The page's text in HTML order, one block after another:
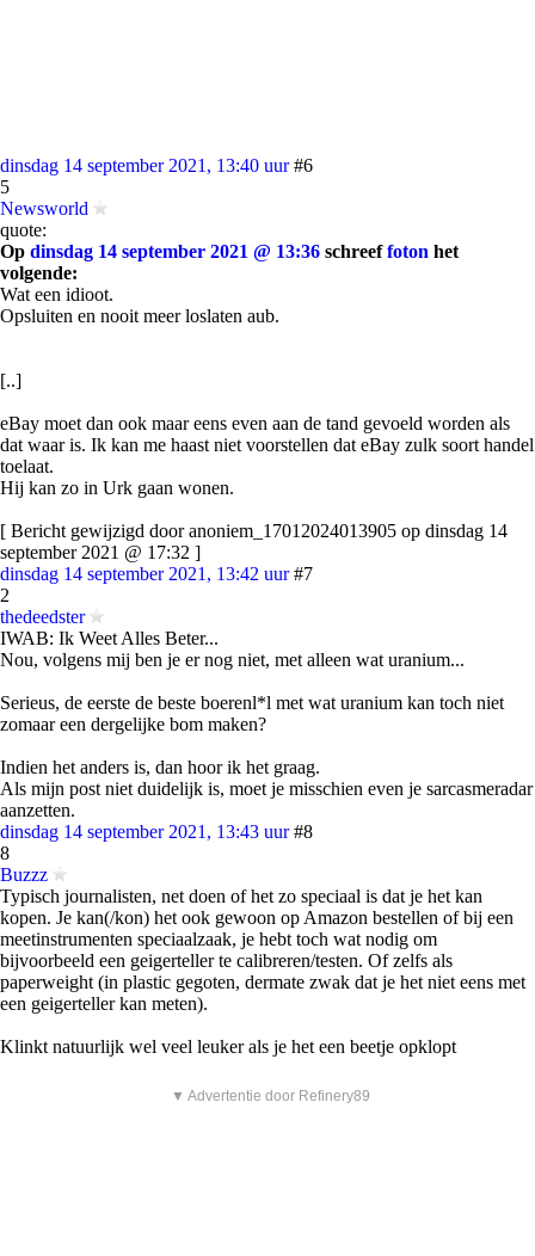
dinsdag 14 september 2021, 13:40 uur #6
5
Newsworld
quote:
Op dinsdag 14 september 2021 @ 13:36 schreeffoton het
volgende:
Wat een idioot.
Opsluiten en nooit meer loslaten aub.
[..]
eBay moet dan ook maar eens even aan de tand gevoeld worden als
dat waar is. Ik kan me haast niet voorstellen dat eBay zulk soort handel
toelaat.
Hij kan zo in Urk gaan wonen.
[ Bericht gewijzigd door anoniem_17012024013905 op dinsdag 14
september 2021 @ 17:32 ]
dinsdag 14 september 2021, 13:42 uur #7
2
thedeedster
IWAB: Ik Weet Alles Beter...
Nou, volgens mij ben je er nog niet, met alleen wat uranium...
Serieus, de eerste de beste boerenl*l met wat uranium kan toch niet
zomaar een dergelijke bom maken?
Indien het anders is, dan hoor ik het graag.
Als mijn post niet duidelijk is, moet je misschien even je sarcasmeradar
aanzetten.
dinsdag 14 september 2021, 13:43 uur #8
8
Buzzz
Typisch journalisten, net doen of het zo speciaal is dat je het kan
kopen. Je kan(/kon) het ook gewoon op Amazon bestellen of bij een
meetinstrumenten speciaalzaak, je hebt toch wat nodig om
bijvoorbeeld een geigerteller te calibreren/testen. Of zelfs als
paperweight (in plastic gegoten, dermate zwak dat je het niet eens met
een geigerteller kan meten).
Klinkt natuurlijk wel veel leuker als je het een beetje opklopt
▼ Advertentie door Refinery89